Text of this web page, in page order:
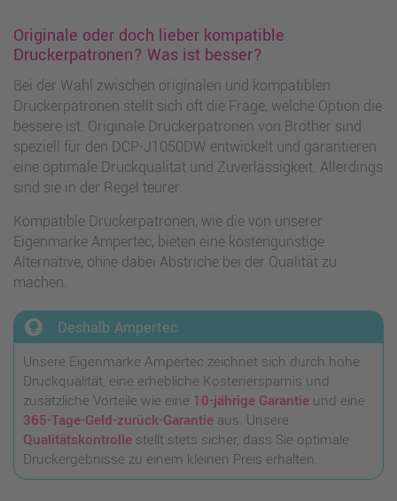
Originale oder doch lieber kompatible
Druckerpatronen? Was ist besser?
Bei der Wahl zwischen originalen und kompatiblen
Druckerpatronen stellt sich oft die Frage, welche Option die
bessere ist. Originale Druckerpatronen von Brother sind
speziell für den DCP-J1050DW entwickelt und garantieren
eine optimale Druckqualität und Zuverlässigkeit. Allerdings
sind sie in der Regel teurer.
Kompatible Druckerpatronen, wie die von unserer
Eigenmarke Ampertec, bieten eine kostengünstige
Alternative, ohne dabei Abstriche bei der Qualität zu
machen.
lightbulb_circle Deshalb Ampertec
Unsere Eigenmarke Ampertec zeichnet sich durch hohe
Druckqualität, eine erhebliche Kostenersparnis und
zusätzliche Vorteile wie eine 10-jährige Garantieund eine
365-Tage-Geld-zurück-Garantieaus. Unsere
Qualitätskontrolle stellt stets sicher, dass Sie optimale
Druckergebnisse zu einem kleinen Preis erhalten.